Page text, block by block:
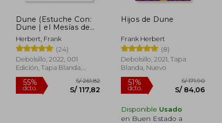
Dune (Estuche Con:
Dune | el Mesías de
Dune | Hijos de
Dune): Dune
Herbert, Frank
(24)
Debolsillo, 2022, 001
Edición, Tapa Blanda,
Nuevo
Hijos de Dune
Frank Herbert
(8)
Debolsillo, 2021, Tapa
Blanda, Nuevo
Disponible Usado
en Buen Estado a